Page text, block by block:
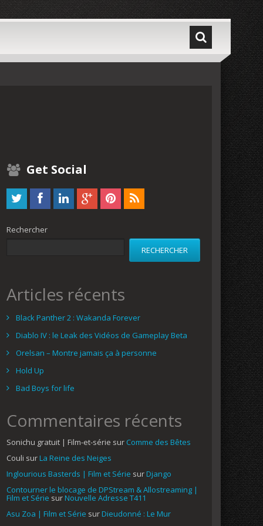
Get Social
Rechercher
RECHERCHER
Articles récents
Black Panther 2 : Wakanda Forever
Diablo IV : le Leak des Vidéos de Gameplay Beta
Orelsan – Montre jamais ça à personne
Hold Up
Bad Boys for life
Commentaires récents
Sonichu gratuit | Film-et-série sur Comme des Bêtes
Couli surLa Reine des Neiges
Inglourious Basterds | Film et Série surDjango
Contourner le blocage de DPStream & Allostreaming |
Film et Série surNouvelle Adresse T411
Asu Zoa | Film et Série surDieudonné : Le Mur